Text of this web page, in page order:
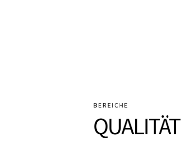
BEREICHE
QUALITÄT